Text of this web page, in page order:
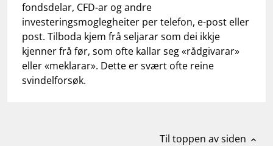
fondsdelar, CFD-ar og andre
investeringsmoglegheiter per telefon, e-post eller
post. Tilboda kjem frå seljarar som dei ikkje
kjenner frå før, som ofte kallar seg «rådgivarar»
eller «meklarar». Dette er svært ofte reine
svindelforsøk.
Til toppen av siden expand_less